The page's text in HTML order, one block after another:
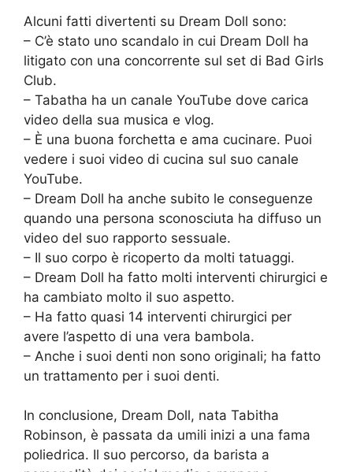
Alcuni fatti divertenti su Dream Doll sono:
– C’è stato uno scandalo in cui Dream Doll ha
litigato con una concorrente sul set di Bad Girls
Club.
– Tabatha ha un canale YouTube dove carica
video della sua musica e vlog.
– È una buona forchetta e ama cucinare. Puoi
vedere i suoi video di cucina sul suo canale
YouTube.
– Dream Doll ha anche subito le conseguenze
quando una persona sconosciuta ha diffuso un
video del suo rapporto sessuale.
– Il suo corpo è ricoperto da molti tatuaggi.
– Dream Doll ha fatto molti interventi chirurgici e
ha cambiato molto il suo aspetto.
– Ha fatto quasi 14 interventi chirurgici per
avere l’aspetto di una vera bambola.
– Anche i suoi denti non sono originali; ha fatto
un trattamento per i suoi denti.
In conclusione, Dream Doll, nata Tabitha
Robinson, è passata da umili inizi a una fama
poliedrica. Il suo percorso, da barista a